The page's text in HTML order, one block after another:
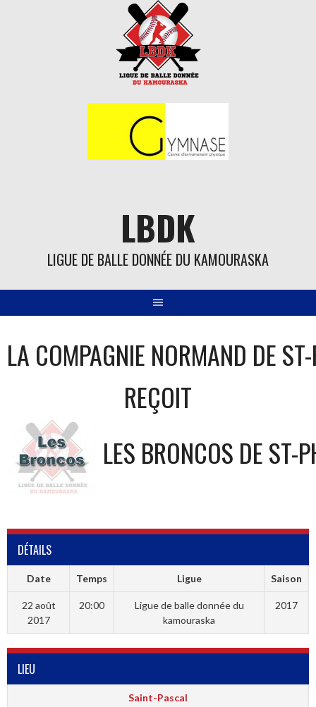
LBDK
LIGUE DE BALLE DONNÉE DU KAMOURASKA
LA COMPAGNIE NORMAND DE
REÇOIT
LES BRONCOS DE ST-
DÉTAILS
Date Temps Ligue Saison
22 août
2017
20:00
Ligue de balle donnée du
kamouraska
2017
LIEU
Saint-Pascal